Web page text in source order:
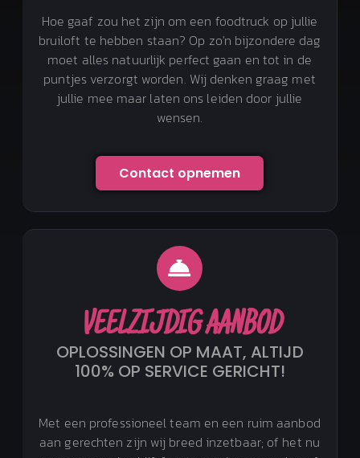
Hoe gaaf zou het zijn om een foodtruck op jullie
bruiloft te hebben staan? Op zo'n bijzondere dag
moet alles natuurlijk perfect gaan en tot in de
puntjes verzorgt worden. Wij denken graag met
jullie mee maar laten ons leiden door jullie
wensen.
Contact opnemen
VEELZIJDIG AANBOD
OPLOSSINGEN OP MAAT, ALTIJD
100% OP SERVICE GERICHT!
Met een professioneel team en een ruim aanbod
aan gerechten zijn wij breed inzetbaar; of het nu